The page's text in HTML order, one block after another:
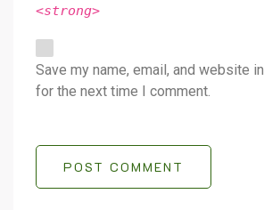
<strong>
Save my name, email, and website
for the next time I comment.
POST COMMENT